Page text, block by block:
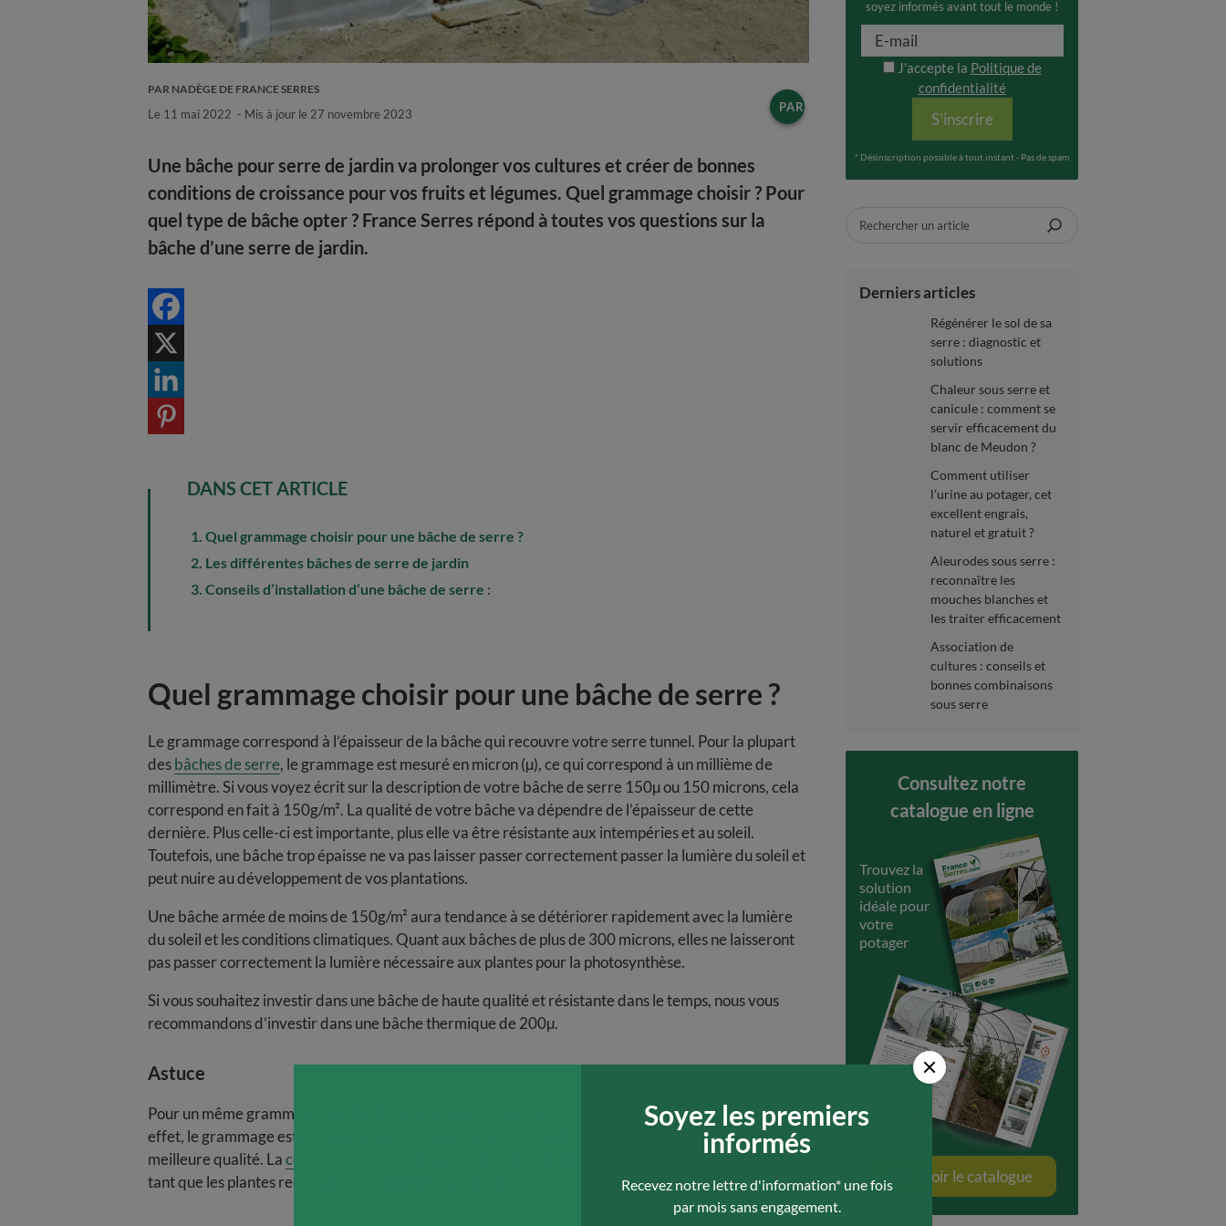
PAR NADÈGE DE FRANCE SERRES
Le 11 mai 2022 - Mis à jour le 27 novembre 2023 PARTAGER
Une bâche pour serre de jardin va prolonger vos cultures et créer de bonnes
conditions de croissance pour vos fruits et légumes. Quel grammage choisir ? Pour
quel type de bâche opter ? France Serres répond à toutes vos questions sur la
bâche d’une serre de jardin.
DANS CET ARTICLE
Quel grammage choisir pour une bâche de serre ?
Les différentes bâches de serre de jardin
Conseils d’installation d’une bâche de serre :
Quel grammage choisir pour une bâche de serre ?
Le grammage correspond à l’épaisseur de la bâche qui recouvre votre serre tunnel. Pour la plupart
desbâches de serre, le grammage est mesuré en micron (µ), ce qui correspond à un millième de
millimètre. Si vous voyez écrit sur la description de votre bâche de serre 150µ ou 150 microns, cela
correspond en fait à 150g/m². La qualité de votre bâche va dépendre de l’épaisseur de cette
dernière. Plus celle-ci est importante, plus elle va être résistante aux intempéries et au soleil.
Toutefois, une bâche trop épaisse ne va pas laisser passer correctement passer la lumière du soleil et
peut nuire au développement de vos plantations.
Une bâche armée de moins de 150g/m² aura tendance à se détériorer rapidement avec la lumière
du soleil et les conditions climatiques. Quant aux bâches de plus de 300 microns, elles ne laisseront
pas passer correctement la lumière nécessaire aux plantes pour la photosynthèse.
Si vous souhaitez investir dans une bâche de haute qualité et résistante dans le temps, nous vous
recommandons d’investir dans une bâche thermique de 200µ.
Astuce
Pour un même grammage, une bâche transparente est plus résistante qu’une bâche renforcée. En
effet, le grammage est plus important dû au maillage de fils en nylon, mais ne rend pas la bâche de
meilleure qualité. Lacouleur de la bâche
n’a pas d’incidence non plus sur la qualité de vos cultures
tant que les plantes reçoivent suffisamment de lumière.
Soyez les premiers
informés
Recevez notre lettre d'information* une fois
par mois sans engagement.
soyez informés avant tout le monde !
J'accepte la Politique de
confidentialité
S'inscrire
* Désinscription possible à tout instant - Pas de spam
Rechercher
Derniers articles
Régénérer le sol de sa
serre : diagnostic et
solutions
Chaleur sous serre et
canicule : comment se
servir efficacement du
blanc de Meudon ?
Comment utiliser
l’urine au potager, cet
excellent engrais,
naturel et gratuit ?
Aleurodes sous serre :
reconnaître les
mouches blanches et
les traiter efficacement
Association de
cultures : conseils et
bonnes combinaisons
sous serre
Consultez notre
catalogue en ligne
Trouvez la
solution
idéale pour
votre
potager
Voir le catalogue